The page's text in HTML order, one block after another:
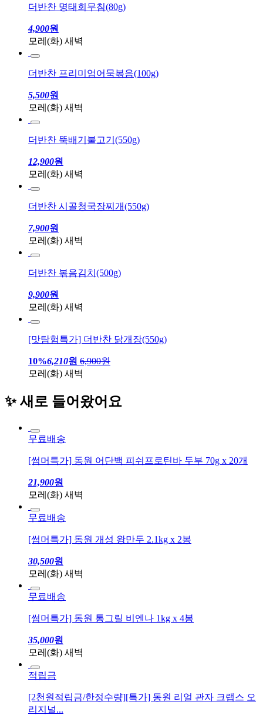
더반찬 명태회무침(80g)
4,900원
모레(화) 새벽
더반찬 프리미엄어묵볶음(100g)
5,500원
모레(화) 새벽
더반찬 뚝배기불고기(550g)
12,900원
모레(화) 새벽
더반찬 시골청국장찌개(550g)
7,900원
모레(화) 새벽
더반찬 볶음김치(500g)
9,900원
모레(화) 새벽
[맛탐험특가] 더반찬 닭개장(550g)
10%6,210원 6,900원
무료배송
[썸머특가] 동원 어단백 피쉬프로틴바 두부 70g x 20개
21,900원
모레(화) 새벽
무료배송
[썸머특가] 동원 개성 왕만두 2.1kg x 2봉
30,500원
모레(화) 새벽
무료배송
[썸머특가] 동원 통그릴 비엔나 1kg x 4봉
35,000원
모레(화) 새벽
적립금
[2천원적립금/한정수량][특가] 동원 리얼 관자 크랩스 오